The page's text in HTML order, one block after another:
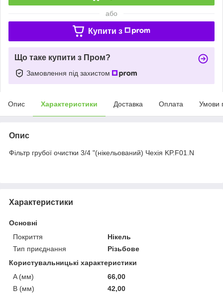
або
Купити з
Що таке купити з Пром?
Замовлення під захистом
Опис Характеристики Доставка Оплата Умови
Опис
Фільтр грубої очистки 3/4 "(нікельований) Чехія KP.F01.N
Характеристики
Основні
Покриття
Нікель
Тип приєднання
Різьбове
Користувальницькі характеристики
A (мм)
66,00
B (мм)
42,00